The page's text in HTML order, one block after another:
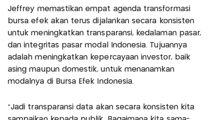
Jeffrey memastikan empat agenda transformasi
bursa efek akan terus dijalankan secara konsisten
untuk meningkatkan transparansi, kedalaman pasar,
dan integritas pasar modal Indonesia. Tujuannya
adalah meningkatkan kepercayaan investor, baik
asing maupun domestik, untuk menanamkan
modalnya di Bursa Efek Indonesia.
“Jadi transparansi data akan secara konsisten kita